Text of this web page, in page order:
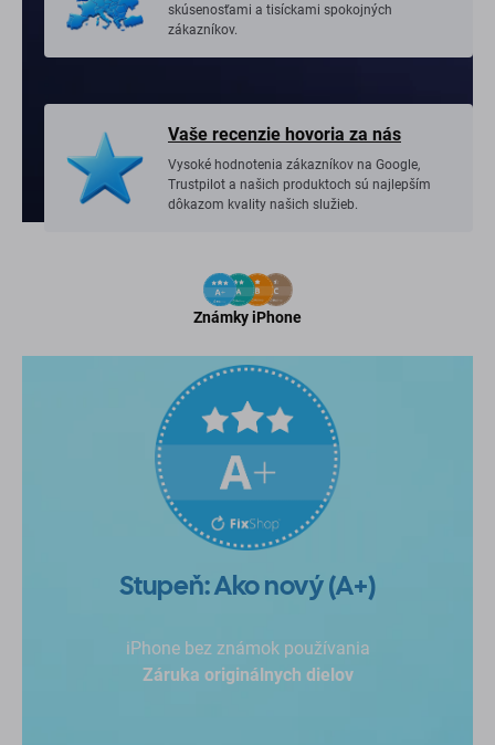
skúsenosťami a tisíckami spokojných
zákazníkov.
Vaše recenzie hovoria za nás
Vysoké hodnotenia zákazníkov na Google,
Trustpilot a našich produktoch sú najlepším
dôkazom kvality našich služieb.
Známky iPhone
Stupeň: Ako nový (A+)
iPhone bez známok používania
Záruka originálnych dielov